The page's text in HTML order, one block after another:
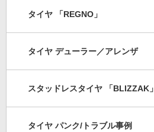
タイヤ 「REGNO」
タイヤ デューラー／アレンザ
スタッドレスタイヤ 「BLIZZAK」
タイヤ パンク/トラブル事例